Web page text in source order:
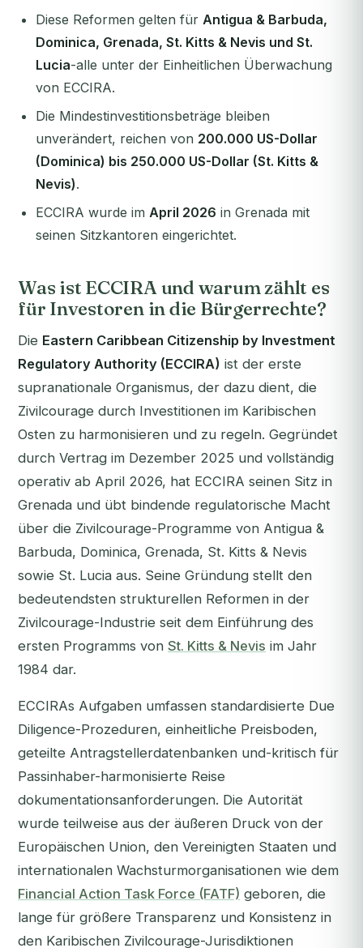
Diese Reformen gelten für Antigua & Barbuda,
Dominica, Grenada, St. Kitts & Nevis und St.
Lucia-alle unter der Einheitlichen Überwachung
von ECCIRA.
Die Mindestinvestitionsbeträge bleiben
unverändert, reichen von 200.000 US-Dollar
(Dominica) bis 250.000 US-Dollar (St. Kitts &
Nevis).
ECCIRA wurde im April 2026 in Grenada mit
seinen Sitzkantoren eingerichtet.
Was ist ECCIRA und warum zählt es
für Investoren in die Bürgerrechte?
Die Eastern Caribbean Citizenship by Investment
Regulatory Authority (ECCIRA) ist der erste
supranationale Organismus, der dazu dient, die
Zivilcourage durch Investitionen im Karibischen
Osten zu harmonisieren und zu regeln. Gegründet
durch Vertrag im Dezember 2025 und vollständig
operativ ab April 2026, hat ECCIRA seinen Sitz in
Grenada und übt bindende regulatorische Macht
über die Zivilcourage-Programme von Antigua &
Barbuda, Dominica, Grenada, St. Kitts & Nevis
sowie St. Lucia aus. Seine Gründung stellt den
bedeutendsten strukturellen Reformen in der
Zivilcourage-Industrie seit dem Einführung des
ersten Programms von St. Kitts & Nevis im Jahr
1984 dar.
ECCIRAs Aufgaben umfassen standardisierte Due
Diligence-Prozeduren, einheitliche Preisboden,
geteilte Antragstellerdatenbanken und-kritisch für
Passinhaber-harmonisierte Reise
dokumentationsanforderungen. Die Autorität
wurde teilweise aus der äußeren Druck von der
Europäischen Union, den Vereinigten Staaten und
internationalen Wachsturmorganisationen wie dem
Financial Action Task Force (FATF) geboren, die
lange für größere Transparenz und Konsistenz in
den Karibischen Zivilcourage-Jurisdiktionen